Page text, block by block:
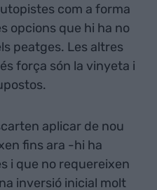
com a forma
opcions que hi ha no
peatges. Les altres
força són la vinyeta i
aplicar de nou
fins ara -hi ha
i que no requereixen
inversió inicial molt